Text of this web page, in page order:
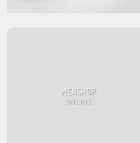
MENSHOP
ONLINE